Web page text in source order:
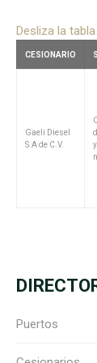
Desliza la tabla
CESIONARIO
Gaeli Diesel
S.A de C.V.
Puertos